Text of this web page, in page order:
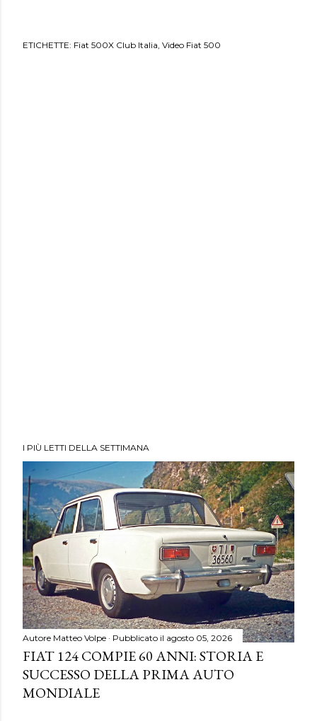
ETICHETTE: Fiat 500X Club Italia Video Fiat 500
I PIÙ LETTI DELLA SETTIMANA
Autore Matteo Volpe Pubblicato il agosto 05, 2026
FIAT 124 COMPIE 60 ANNI: STORIA E
SUCCESSO DELLA PRIMA AUTO
MONDIALE